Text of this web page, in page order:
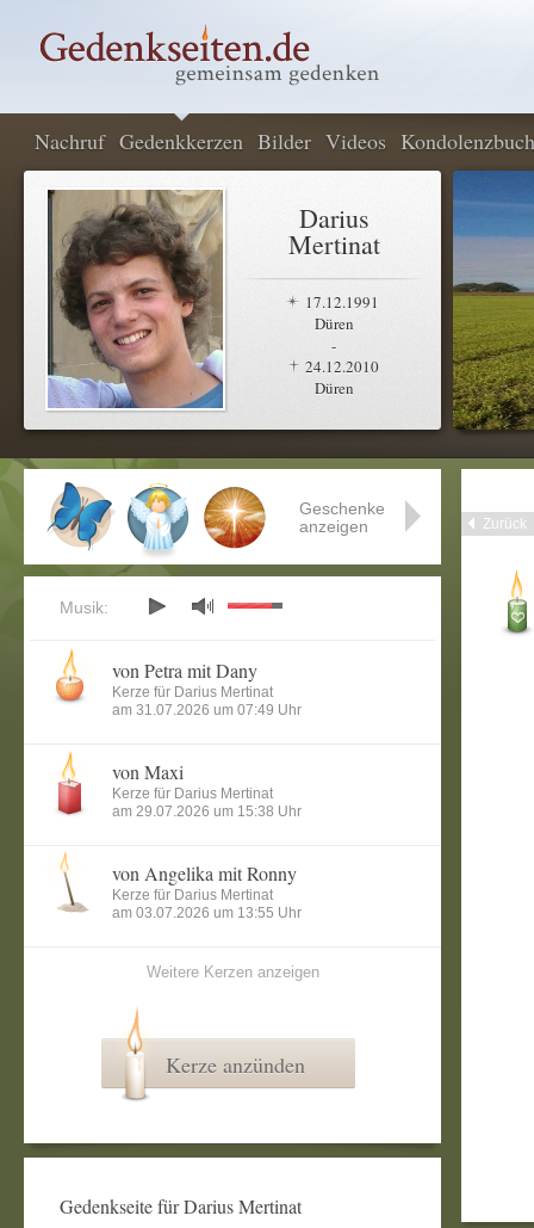
Nachruf Gedenkkerzen Bilder Videos Kondolenzbuch
Darius
Mertinat
17.12.1991
Düren
-
24.12.2010
Düren
Zurück
Geschenke
anzeigen
Musik:
von Petra mit Dany
Kerze für Darius Mertinat
am 31.07.2026 um 07:49 Uhr
von Maxi
Kerze für Darius Mertinat
am 29.07.2026 um 15:38 Uhr
von Angelika mit Ronny
Kerze für Darius Mertinat
am 03.07.2026 um 13:55 Uhr
Weitere Kerzen anzeigen
Kerze anzünden
Gedenkseite für Darius Mertinat